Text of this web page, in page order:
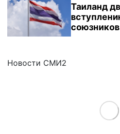
Таиланд
союзников
Новости СМИ2
Load